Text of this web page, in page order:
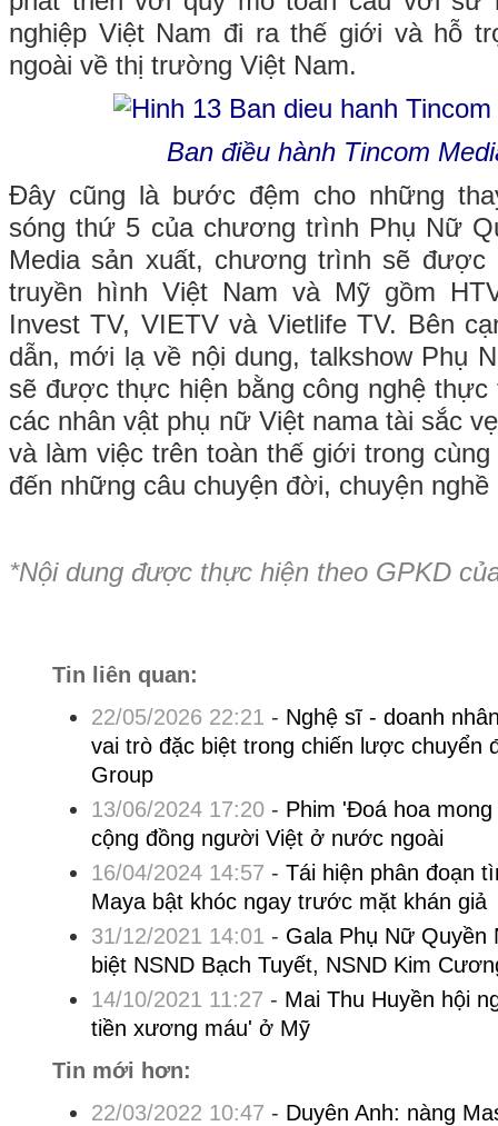
nghiệp Việt Nam đi ra thế giới và hỗ
ngoài về thị trường Việt Nam.
Ban điều hành Tincom
Đây cũng là bước đệm cho những
sóng thứ 5 của chương trình Phụ Nữ
Media sản xuất, chương trình sẽ được
truyền hình Việt Nam và Mỹ gồm
Invest TV, VIETV và Vietlife TV. Bên
dẫn, mới lạ về nội dung, talkshow Phụ
sẽ được thực hiện bằng công nghệ
các nhân vật phụ nữ Việt nama tài sắc
và làm việc trên toàn thế giới trong
đến những câu chuyện đời, chuyện
*Nội dung được thực hiện theo GPKD
Tin liên quan:
22/05/2026 22:21 - Nghệ sĩ - doanh
vai trò đặc biệt trong chiến lược chuyển
Group
13/06/2024 17:20- Phim 'Đoá hoa
cộng đồng người Việt ở nước ngoài
16/04/2024 14:57 - Tái hiện phân đoạn
Maya bật khóc ngay trước mặt khán giả
31/12/2021 14:01 - Gala Phụ Nữ Quyền
biệt NSND Bạch Tuyết, NSND Kim
14/10/2021 11:27 - Mai Thu Huyền hội
tiền xương máu' ở Mỹ
Tin mới hơn:
22/03/2022 10:47 - Duyên Anh: nàng